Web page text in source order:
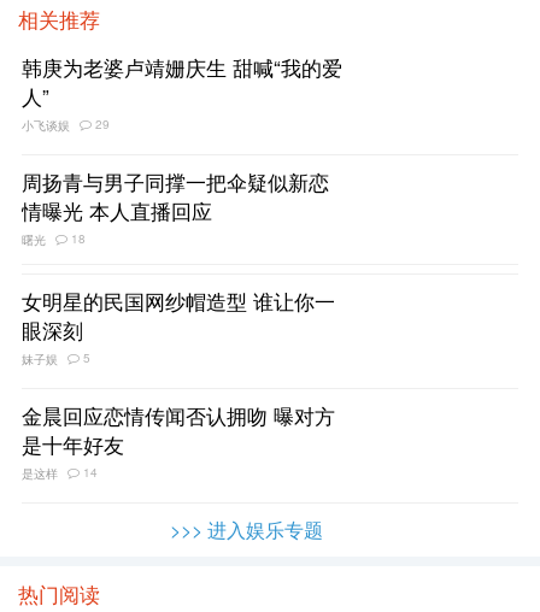
相关推荐
韩庚为老婆卢靖姗庆生 甜喊“我的爱
人”
小飞谈娱 29
周扬青与男子同撑一把伞疑似新恋
情曝光 本人直播回应
曙光 18
女明星的民国网纱帽造型 谁让你一
眼深刻
妹子娱 5
金晨回应恋情传闻否认拥吻 曝对方
是十年好友
是这样 14
>>> 进入娱乐专题
热门阅读